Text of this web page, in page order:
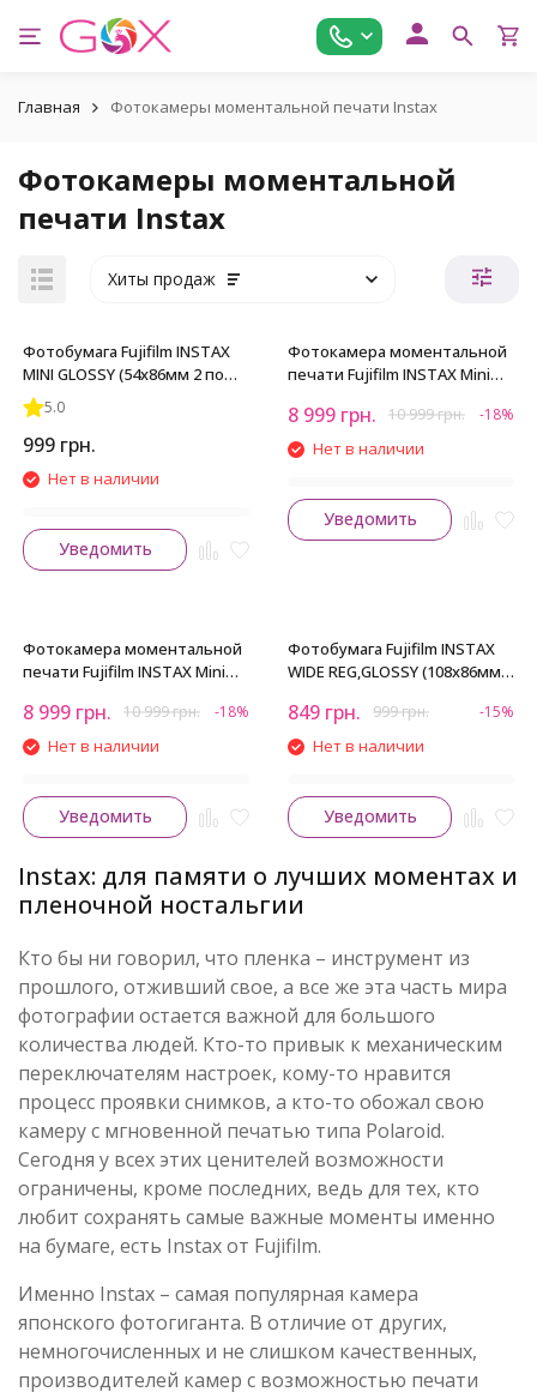
Главная Фотокамеры моментальной печати Instax
Фотокамеры моментальной
печати Instax
Хиты продаж
Фотобумага Fujifilm INSTAX
MINI GLOSSY (54х86мм 2 по
10шт)
5.0
999 грн.
Нет в наличии
Уведомить
Фотокамера моментальной
печати Fujifilm INSTAX Mini
8 999 грн. 10 999грн. -18%
Нет в наличии
Уведомить
Фотокамера моментальной
печати Fujifilm INSTAX Mini
8 999 грн. 10 999грн. -18%
Нет в наличии
Уведомить
Фотобумага Fujifilm INSTAX
WIDE REG,GLOSSY (108х86мм
849 грн. 999грн. -15%
Нет в наличии
Уведомить
Instax: для памяти о лучших моментах и
пленочной ностальгии
Кто бы ни говорил, что пленка – инструмент из
прошлого, отживший свое, а все же эта часть мира
фотографии остается важной для большого
количества людей. Кто-то привык к механическим
переключателям настроек, кому-то нравится
процесс проявки снимков, а кто-то обожал свою
камеру с мгновенной печатью типа Polaroid.
Сегодня у всех этих ценителей возможности
ограничены, кроме последних, ведь для тех, кто
любит сохранять самые важные моменты именно
на бумаге, есть Instax от Fujifilm.
Именно Instax – самая популярная камера
японского фотогиганта. В отличие от других,
немногочисленных и не слишком качественных,
производителей камер с возможностью печати